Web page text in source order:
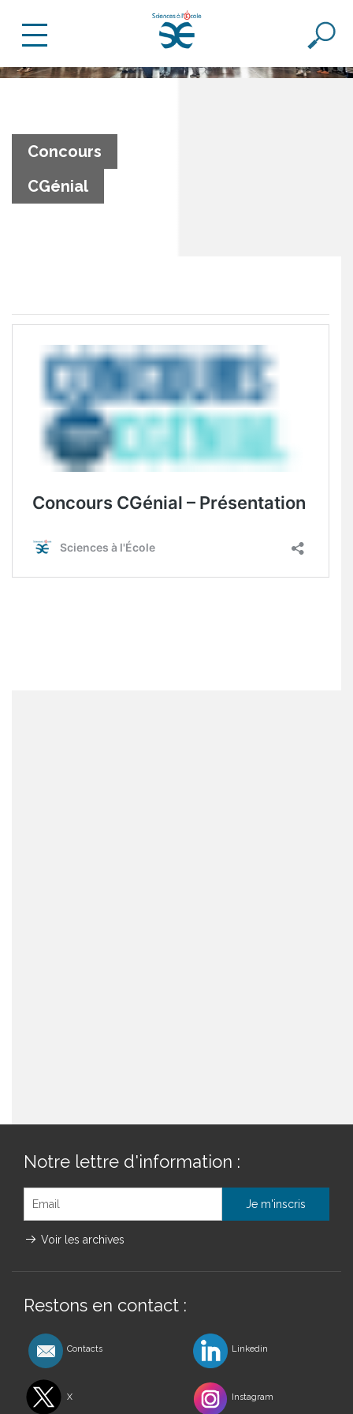
Concours
CGénial
Notre lettre d'information :
Voir les archives
Restons en contact :
Contacts Linkedin
X Instagram